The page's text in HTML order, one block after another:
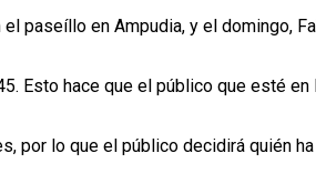
paseíllo en Ampudia, y el domingo,
Esto hace que el público que esté
por lo que el público decidirá quién